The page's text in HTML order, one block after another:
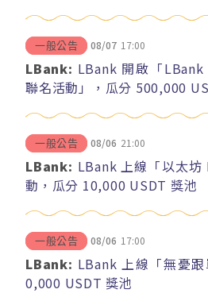
一般公告 08/07 17:00
LBank: LBank 開啟「
聯名活動」，瓜分 500,000
一般公告 08/06 21:00
LBank: LBank 上線「以太
動，瓜分 10,000 USDT 獎池
一般公告 08/06 17:00
LBank: LBank 上線「無憂
0,000 USDT 獎池